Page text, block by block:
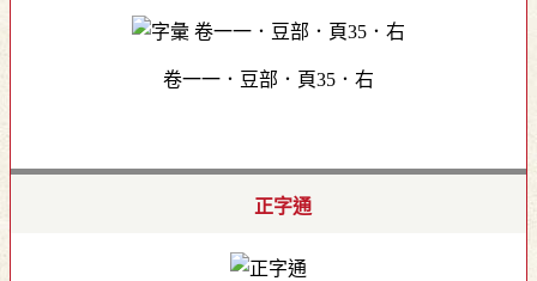
卷一一．豆部．頁35．右
正字通